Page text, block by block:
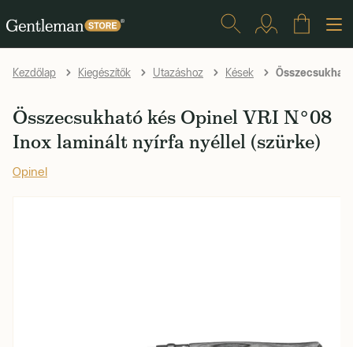
Kezdőlap Kiegészítők Utazáshoz Kések
Összecsukható kés Opinel VRI N°08
Inox laminált nyírfa nyéllel (szürke)
Opinel